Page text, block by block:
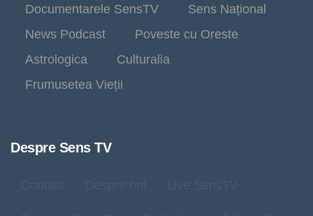
Documentarele SensTV
Sens Național
News Podcast
Poveste cu Oreste
Astrologica
Culturalia
Frumusetea Vieții
Despre Sens TV